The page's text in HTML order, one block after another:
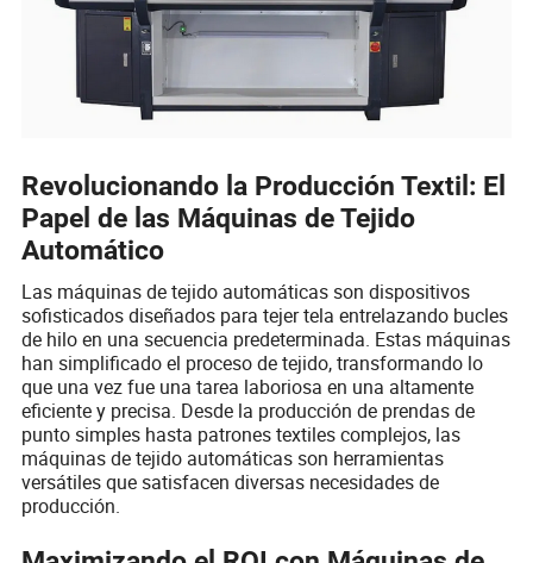
Revolucionando la Producción Textil: El
Papel de las Máquinas de Tejido
Automático
Las máquinas de tejido automáticas son dispositivos
sofisticados diseñados para tejer tela entrelazando bucles
de hilo en una secuencia predeterminada. Estas máquinas
han simplificado el proceso de tejido, transformando lo
que una vez fue una tarea laboriosa en una altamente
eficiente y precisa. Desde la producción de prendas de
punto simples hasta patrones textiles complejos, las
máquinas de tejido automáticas son herramientas
versátiles que satisfacen diversas necesidades de
producción.